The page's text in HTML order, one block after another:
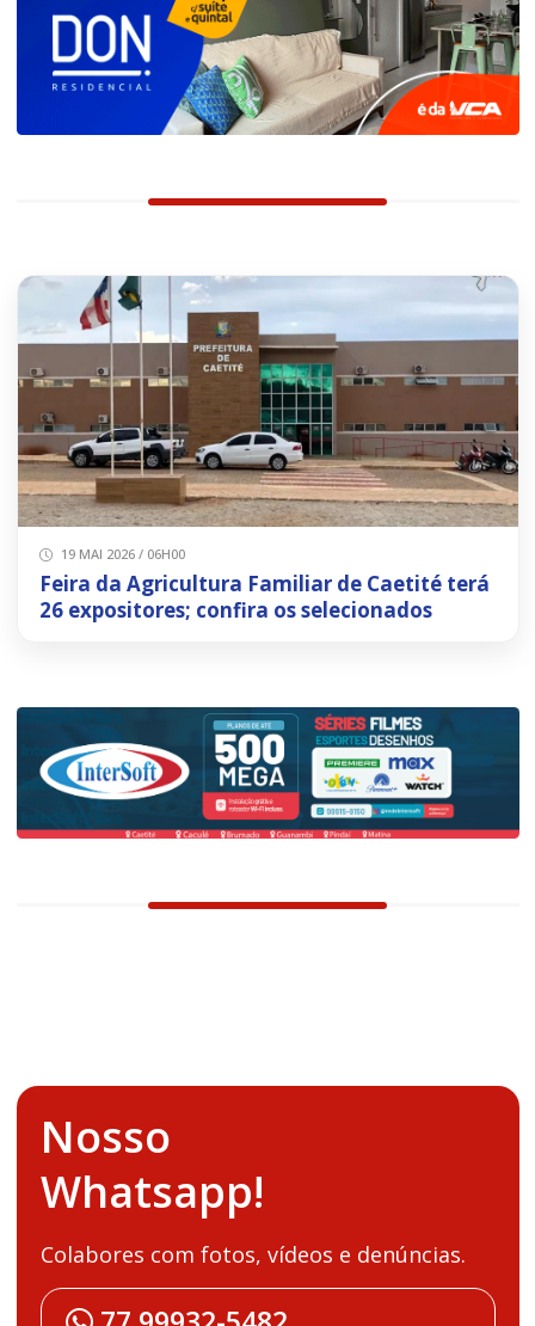
19 MAI 2026 / 06H00
Feira da Agricultura Familiar de Caetité terá
26 expositores; confira os selecionados
Nosso
Whatsapp!
Colabores com fotos, vídeos e denúncias.